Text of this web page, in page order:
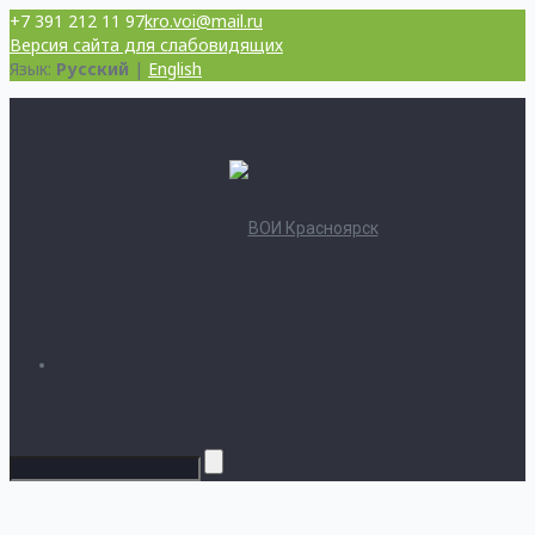
+7 391 212 11 97kro.voi@mail.ru
Версия сайта для слабовидящих
Язык: Русский | English